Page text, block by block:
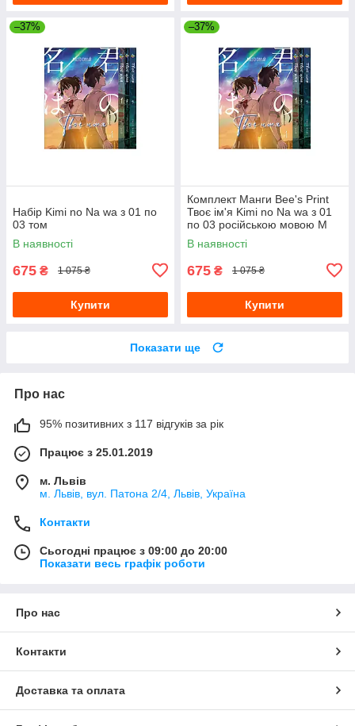
–37%
Набір Kimi no Na wa з 01 по
03 том
В наявності
675 ₴ 1 075 ₴
Купити
–37%
Комплект Манги Bee's Print
Твоє ім'я Kimi no Na wa з 01
по 03 російською мовою M
KNNWSET 01
В наявності
675 ₴ 1 075 ₴
Купити
Показати ще
Про нас
95% позитивних з 117 відгуків за рік
Працює з 25.01.2019
м. Львів
м. Львів, вул. Патона 2/4, Львів, Україна
Контакти
Сьогодні працює з 09:00 до 20:00
Показати весь графік роботи
Про нас
Контакти
Доставка та оплата